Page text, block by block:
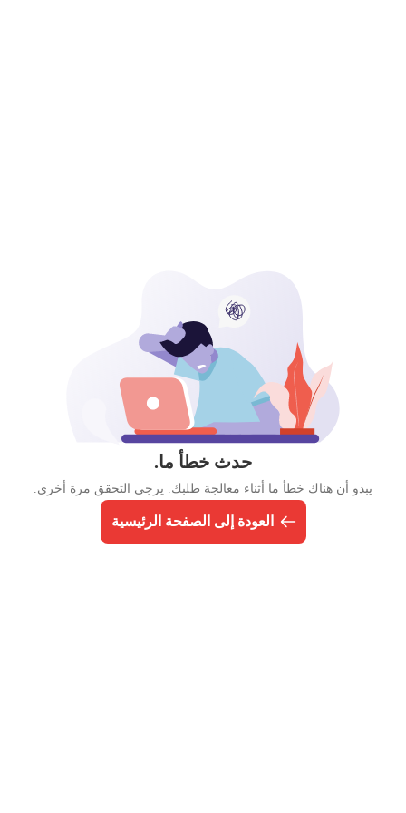
حدث خطأ ما.
يبدو أن هناك خطأ ما أثناء معالجة طلبك. يرجى التحقق مرة أخرى.
العودة إلى الصفحة الرئيسية